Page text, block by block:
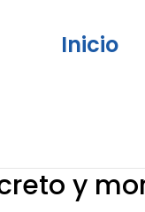
Inicio
y